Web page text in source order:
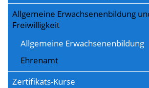
Allgemeine Erwachsenenbildung
Freiwilligkeit
Allgemeine Erwachsenenbildung
Ehrenamt
Zertifikats-Kurse